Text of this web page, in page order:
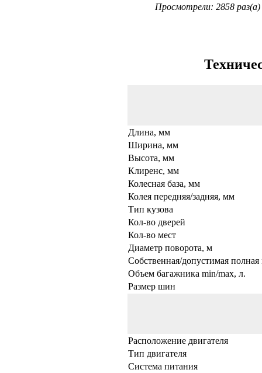
Просмотрели: 2858 раз(а)
Длина, мм
Ширина, мм
Высота, мм
Клиренс, мм
Колесная база, мм
Колея передняя/задняя, мм
Тип кузова
Кол-во дверей
Кол-во мест
Диаметр поворота, м
Собственная/допустимая полная
Объем багажника min/max, л.
Размер шин
Расположение двигателя
Тип двигателя
Система питания